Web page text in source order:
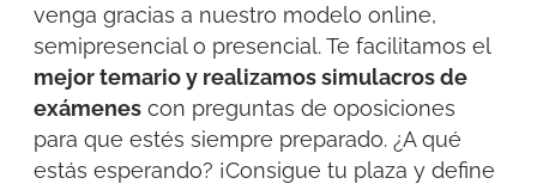
venga gracias a nuestro modelo online,
semipresencial o presencial. Te facilitamos el
mejor temario y realizamos simulacros de
exámenescon preguntas de oposiciones
para que estés siempre preparado. ¿A qué
estás esperando? ¡Consigue tu plaza y define